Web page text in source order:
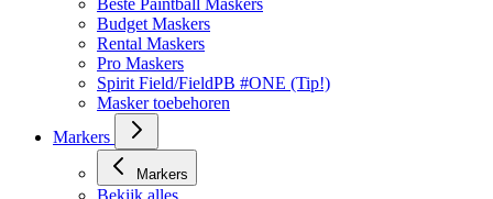
Bekijk alles
Beste Paintball Maskers
Budget Maskers
Rental Maskers
Pro Maskers
Spirit Field/FieldPB #ONE (Tip!)
Masker toebehoren
Markers